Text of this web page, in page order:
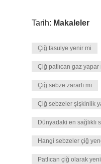
Tarih: Makaleler
Çiğ fasulye yenir mi
Çiğ patlıcan gaz yapar
Çiğ sebze zararlı mı
Çiğ sebzeler şişkinlik
Dünyadaki en sağlıklı
Hangi sebzeler çiğ
Patlıcan çiğ olarak